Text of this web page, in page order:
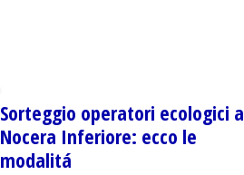
Sorteggio operatori ecologici a
Nocera Inferiore: ecco le
modalitá